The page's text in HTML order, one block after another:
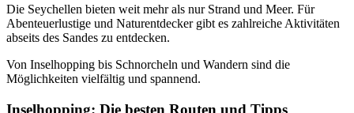
Die Seychellen bieten weit mehr als nur Strand und Meer. Für
Abenteuerlustige und Naturentdecker gibt es zahlreiche Aktivitäten
abseits des Sandes zu entdecken.
Von Inselhopping bis Schnorcheln und Wandern sind die
Möglichkeiten vielfältig und spannend.
Inselhopping: Die besten Routen und Tipps